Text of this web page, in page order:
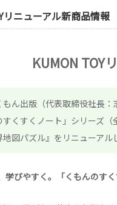
リニューアル新商品情報
KUMON TOY
もん出版（代表取締役社長
すくすくノート」シリーズ
図パズル』をリニューアル
びやすく。「くもんのす